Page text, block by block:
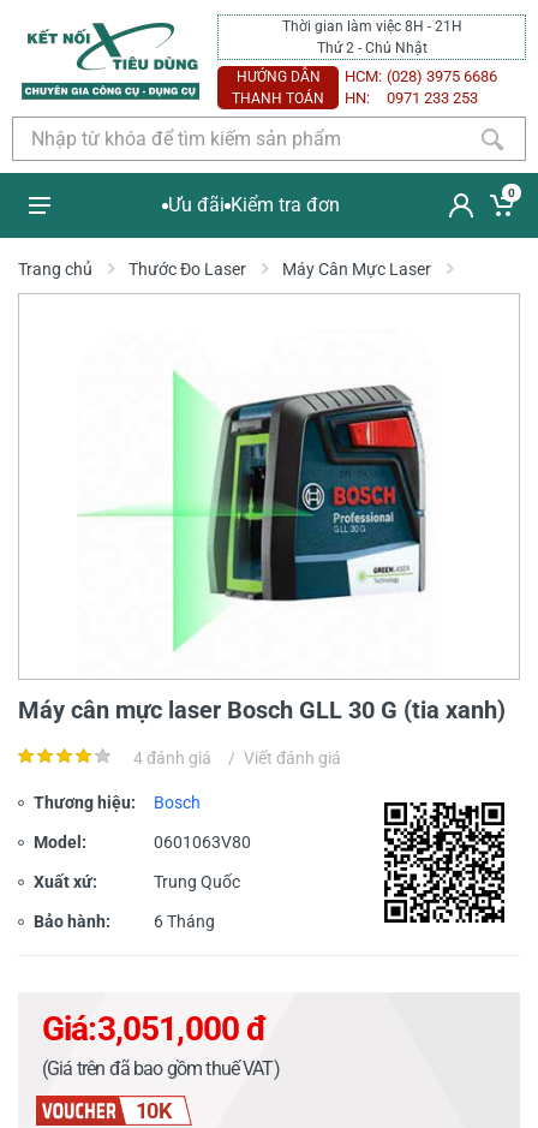
Thời gian làm việc 8H - 21H
Thứ 2 - Chủ Nhật
HƯỚNG DẪN
THANH TOÁN
HCM: (028) 3975 6686
HN:
0971 233 253
Ưu đãi Kiểm tra đơn
0
Trang chủ Thước Đo Laser Máy Cân Mực Laser
Máy cân mực laser Bosch GLL 30 G (tia xanh)
4 đánh giá / Viết đánh giá
Thương hiệu: Bosch
Model: 0601063V80
Xuất xứ: Trung Quốc
Bảo hành: 6 Tháng
Giá:3,051,000 đ
(Giá trên đã bao gồm thuế VAT)
10K